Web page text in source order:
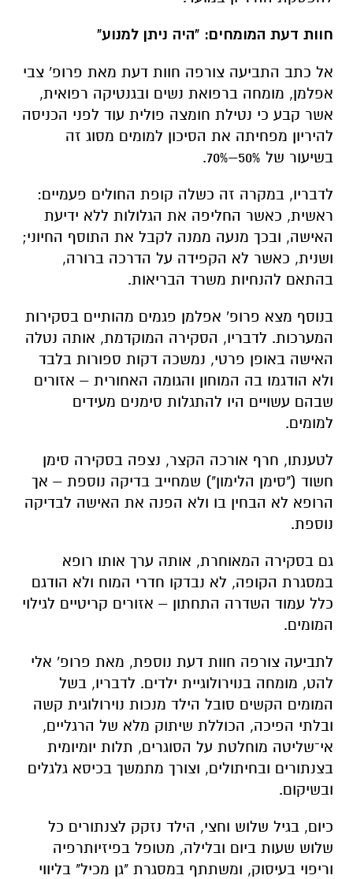
חוות דעת המומחים: "היה ניתן למנוע"
אל כתב התביעה צורפה חוות דעת מאת פרופ' צבי
אפלמן, מומחה ברפואת נשים ובגנטיקה רפואית,
אשר קבע כי נטילת חומצה פולית עוד לפני הכניסה
להיריון מפחיתה את הסיכון למומים מסוג זה
בשיעור של 50%–70%.
לדבריו, במקרה זה כשלה קופת החולים פעמיים:
ראשית, כאשר החליפה את הגלולות ללא ידיעת
האישה, ובכך מנעה ממנה לקבל את התוסף החיוני;
ושנית, כאשר לא הקפידה על הדרכה ברורה,
בהתאם להנחיות משרד הבריאות.
בנוסף מצא פרופ' אפלמן פגמים מהותיים בסקירות
המערכות. לדבריו, הסקירה המוקדמת, אותה נטלה
האישה באופן פרטי, נמשכה דקות ספורות בלבד
ולא הודגמו בה המוחון והגומה האחורית – אזורים
שבהם עשויים היו להתגלות סימנים מעידים
למומים.
לטענתו, חרף אורכה הקצר, נצפה בסקירה סימן
חשוד ("סימן הלימון") שמחייב בדיקה נוספת – אך
הרופא לא הבחין בו ולא הפנה את האישה לבדיקה
נוספת.
גם בסקירה המאוחרת, אותה ערך אותו רופא
במסגרת הקופה, לא נבדקו חדרי המוח ולא הודגם
כלל עמוד השדרה התחתון – אזורים קריטיים לגילוי
המומים.
לתביעה צורפה חוות דעת נוספת, מאת פרופ' אלי
להט, מומחה בנוירולוגיית ילדים. לדבריו, בשל
המומים הקשים סובל הילד מנכות נוירולוגית קשה
ובלתי הפיכה, הכוללת שיתוק מלא של הרגליים,
אי־שליטה מוחלטת על הסוגרים, תלות יומיומית
בצנתורים ובחיתולים, וצורך מתמשך בכיסא גלגלים
ובשיקום.
כיום, בגיל שלוש וחצי, הילד נזקק לצנתורים כל
שלוש שעות ביום ובלילה, מטופל בפיזיותרפיה
וריפוי בעיסוק, ומשתתף במסגרת "גן מכיל" בליווי